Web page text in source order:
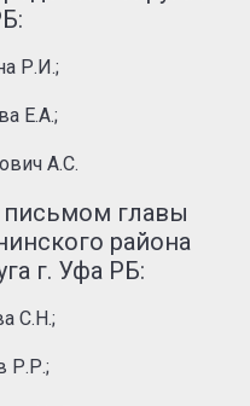
Р.И.;
Е.А.;
А.С.
главы
района
г. Уфа РБ:
С.Н.;
Р.Р.;